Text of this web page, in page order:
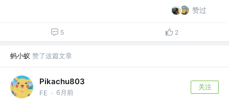
赞过
5 2
蚂小蚁 赞了这篇文章
Pikachu803
FE · 6月前
关注